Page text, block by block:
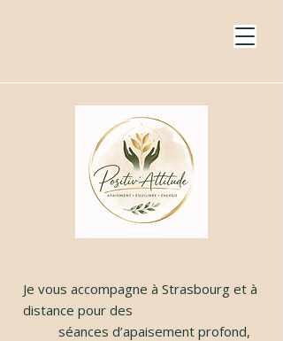
Je vous accompagne à Strasbourg et à
distance pour des
séances d’apaisement profond,